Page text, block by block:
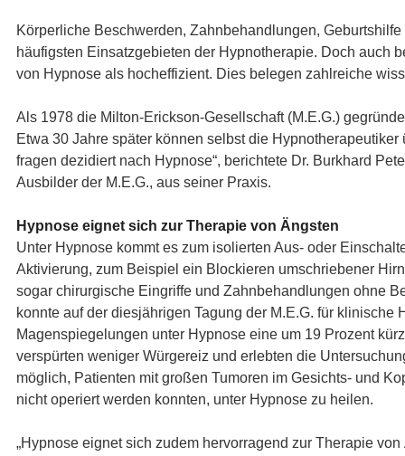
Körperliche Beschwerden, Zahnbehandlungen,
häufigsten Einsatzgebieten der Hypnotherapie. Doch auch
von Hypnose als hocheffizient. Dies belegen zahlreiche
Als 1978 die Milton-Erickson-Gesellschaft (M.E.G.)
Etwa 30 Jahre später können selbst die
fragen dezidiert nach Hypnose“, berichtete Dr. Burkhard
Ausbilder der M.E.G., aus seiner Praxis.
Hypnose eignet sich zur Therapie von Ängsten
Unter Hypnose kommt es zum isolierten Aus- oder
Aktivierung, zum Beispiel ein Blockieren umschriebener
sogar chirurgische Eingriffe und Zahnbehandlungen ohne
konnte auf der diesjährigen Tagung der M.E.G. für
Magenspiegelungen unter Hypnose eine um 19 Prozent
verspürten weniger Würgereiz und erlebten die
möglich, Patienten mit großen Tumoren im Gesichts- und
nicht operiert werden konnten, unter Hypnose zu heilen.
„Hypnose eignet sich zudem hervorragend zur Therapie